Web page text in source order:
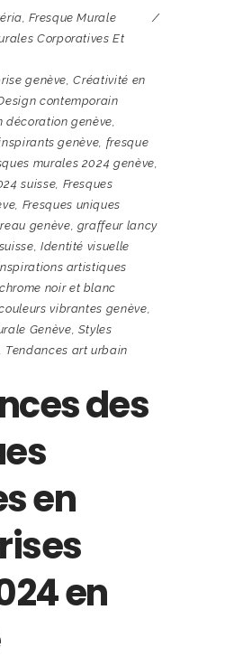
,Fresque Murale
Corporatives Et
genève ,Créativité en
contemporain
décoration genève
genève fresque
murales 2024 genève
suisse Fresques
Fresques uniques
genève graffeur lancy
Identité visuelle
artistiques
noir et blanc
vibrantes genève
Genève Styles
Tendances art urbain
des
en
en